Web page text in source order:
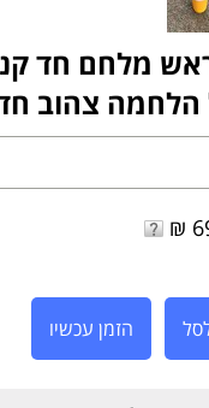
מלחם חד
הלחמה צהוב
הזמן עכשיו